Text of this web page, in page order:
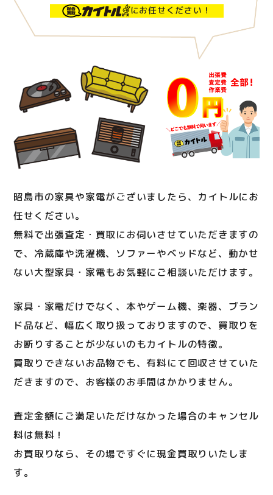
にお任せください！
昭島市の家具や家電がございましたら、カイトルにお
任せください。
無料で出張査定・買取にお伺いさせていただきますの
で、冷蔵庫や洗濯機、ソファーやベッドなど、動かせ
ない大型家具・家電もお気軽にご相談いただけます。
家具・家電だけでなく、本やゲーム機、楽器、ブラン
ド品など、幅広く取り扱っておりますので、買取りを
お断りすることが少ないのもカイトルの特徴。
買取りできないお品物でも、有料にて回収させていた
だきますので、お客様のお手間はかかりません。
査定金額にご満足いただけなかった場合のキャンセル
料は無料！
お買取りなら、その場ですぐに現金買取りいたしま
す。